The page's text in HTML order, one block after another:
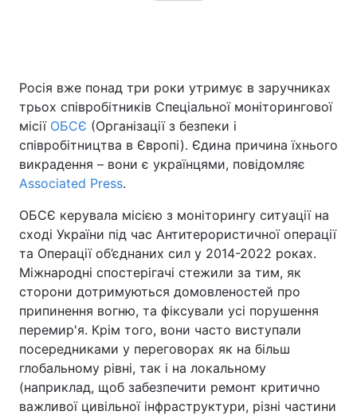
Головна Війна
Україна Політика
Економіка
Спорт Наука
Техно і зв'язок Лайт
Зброя Інциденти
Здоров'я Туризм
Цікавинки
Екологія Регіони
Росія вже понад три роки утримує в заручниках
трьох співробітників Спеціальної моніторингової
місії ОБСЄ (Організації з безпеки і
співробітництва в Європі). Єдина причина їхнього
викрадення – вони є українцями, повідомляє
Associated Press.
ОБСЄ керувала місією з моніторингу ситуації на
сході України під час Антитерористичної операції
та Операції об’єднаних сил у 2014-2022 роках.
Міжнародні спостерігачі стежили за тим, як
сторони дотримуються домовленостей про
припинення вогню, та фіксували усі порушення
перемир'я. Крім того, вони часто виступали
посередниками у переговорах як на більш
глобальному рівні, так і на локальному
(наприклад, щоб забезпечити ремонт критично
важливої цивільної інфраструктури, різні частини